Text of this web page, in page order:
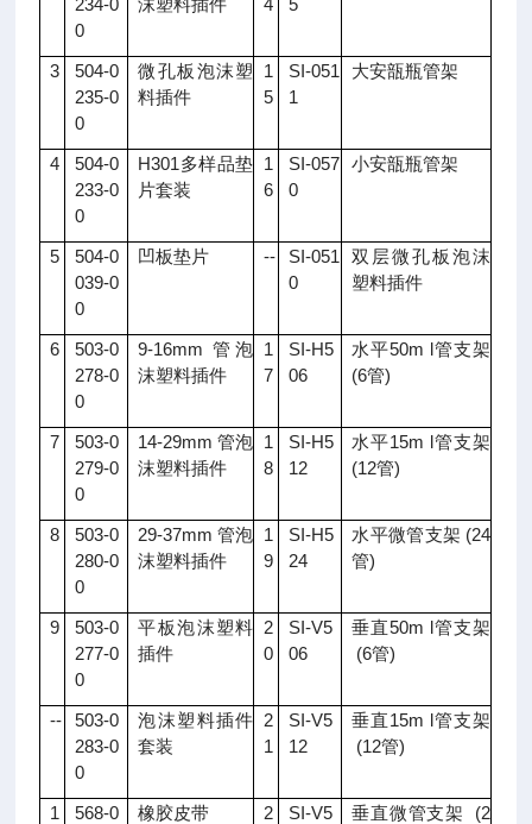
234-0
0
沫塑料插件 4 5
3
504-0
235-0
0
微孔板泡沫塑
料插件
1
5
SI-051
1
大安瓿瓶管架
4
504-0
233-0
0
H301多样品垫
片套装
1
6
SI-057
0
小安瓿瓶管架
5
504-0
039-0
0
凹板垫片 --
SI-051
0
双层微孔板泡沫
塑料插件
6
503-0
278-0
0
9-16mm 管泡
沫塑料插件
1
7
SI-H5
06
水平50m l管支架
(6管)
7
503-0
279-0
0
14-29mm 管泡
沫塑料插件
1
8
SI-H5
12
水平15m l管支架
(12管)
8
503-0
280-0
0
29-37mm 管泡
沫塑料插件
1
9
SI-H5
24
水平微管支架 (24
管)
9
503-0
277-0
0
平板泡沫塑料
插件
2
0
SI-V5
06
垂直50m l管支架
(6管)
--
503-0
283-0
0
泡沫塑料插件
套装
2
1
SI-V5
12
垂直15m l管支架
(12管)
1
568-0
橡胶皮带
2
SI-V5
垂直微管支架 (2